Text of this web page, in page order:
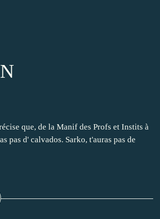
que, de la Manif des Profs et Instits à
pas d' calvados. Sarko, t'auras pas de